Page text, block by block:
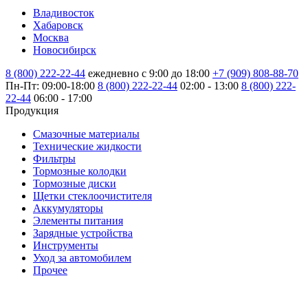
Владивосток
Хабаровск
Москва
Новосибирск
8 (800) 222-22-44 ежедневно с 9:00 до 18:00 +7 (909) 808-88-70
Пн-Пт: 09:00-18:00 8 (800) 222-22-44 02:00 - 13:00 8 (800) 222-
22-44 06:00 - 17:00
Продукция
Смазочные материалы
Технические жидкости
Фильтры
Тормозные колодки
Тормозные диски
Щетки стеклоочистителя
Аккумуляторы
Элементы питания
Зарядные устройства
Инструменты
Уход за автомобилем
Прочее